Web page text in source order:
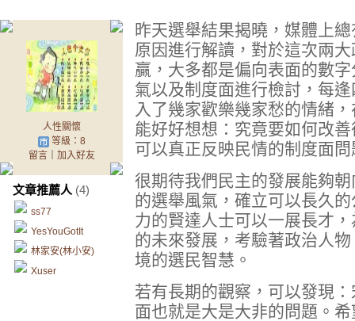
人性關懷
等級：8
留言｜ 加入好友
文章推薦人 (4)
ss77
YesYouGotIt
林家安(林小安)
Xuser
昨天選舉結果揭曉，媒體上
原因進行解讀，對於這次兩
贏，大多都是偏向表面的數
氣以及制度面進行檢討，每
入了幾家歡樂幾家愁的情緒
能好好想想：究竟要如何改
可以真正反映民情的制度面問
很期待我們民主的發展能夠
的選舉風氣，確立可以長久
力的賢達人士可以一展長才
的未來發展，考驗著政治人
境的選民智慧。
若有長期的觀察，可以發現
面也就是大是大非的問題。